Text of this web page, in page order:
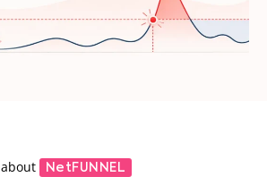
about NetFUNNEL